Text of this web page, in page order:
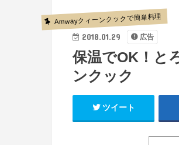
Amwayクィーンクックで簡単料理
2018.01.29 広告
保温でOK！と
ンクック
ツイート